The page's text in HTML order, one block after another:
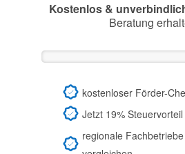
Kostenlos &
Beratung
kostenloser Förder-
Jetzt 19%
regionale